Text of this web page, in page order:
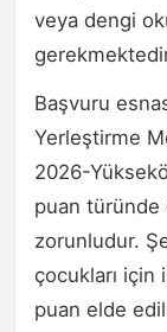
veya dengi
Başvuru
Yerleştirme
2026-
puan türünde
zorunludur.
çocukları için
puan elde